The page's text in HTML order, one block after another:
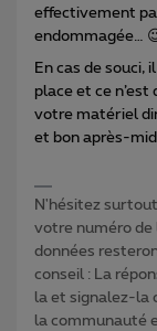
effectivement
endommagée…
En cas de souci,
place et ce
votre matériel
et bon après-
N'hésitez
votre numéro de
données
conseil : La
la et signalez-la
la communauté